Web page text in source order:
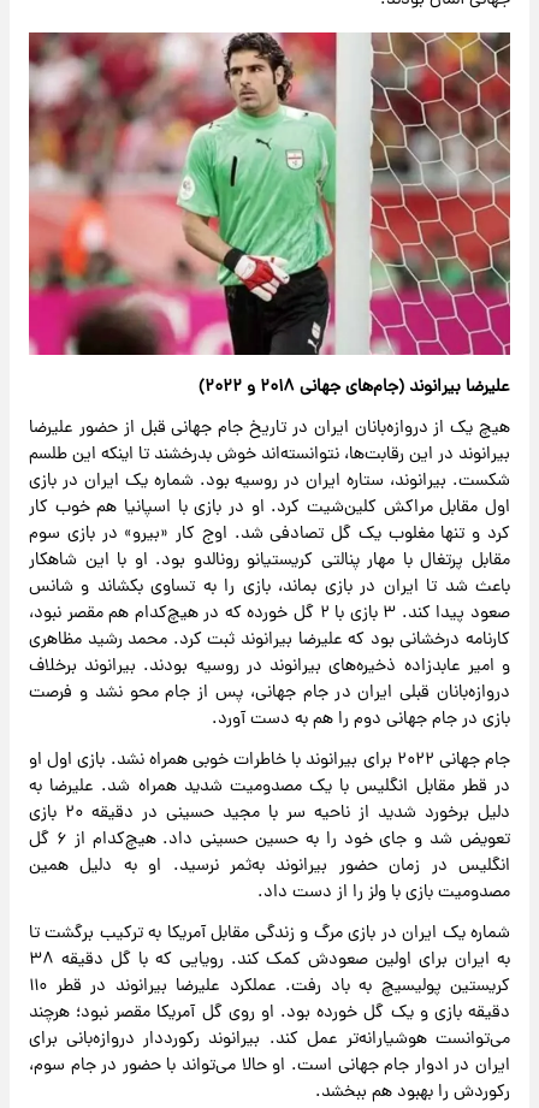
علیرضا بیرانوند (جام‌های جهانی ۲۰۱۸ و ۲۰۲۲)
هیچ یک از دروازه‌بانان ایران در تاریخ جام جهانی قبل از حضور علیرضا
بیرانوند در این رقابت‌ها، نتوانسته‌اند خوش بدرخشند تا اینکه این طلسم
شکست. بیرانوند، ستاره ایران در روسیه بود. شماره یک ایران در بازی
اول مقابل مراکش کلین‌شیت کرد. او در بازی با اسپانیا هم خوب کار
کرد و تنها مغلوب یک گل تصادفی شد. اوج کار «بیرو» در بازی سوم
مقابل پرتغال با مهار پنالتی کریستیانو رونالدو بود. او با این شاهکار
باعث شد تا ایران در بازی بماند، بازی را به تساوی بکشاند و شانس
صعود پیدا کند. ۳ بازی با ۲ گل خورده که در هیچ‌کدام هم مقصر نبود،
کارنامه درخشانی بود که علیرضا بیرانوند ثبت کرد. محمد رشید مظاهری
و امیر عابدزاده ذخیره‌های بیرانوند در روسیه بودند. بیرانوند برخلاف
دروازه‌بانان قبلی ایران در جام جهانی، پس از جام محو نشد و فرصت
بازی در جام جهانی دوم را هم به دست آورد.
جام جهانی ۲۰۲۲ برای بیرانوند با خاطرات خوبی همراه نشد. بازی اول او
در قطر مقابل انگلیس با یک مصدومیت شدید همراه شد. علیرضا به
دلیل برخورد شدید از ناحیه سر با مجید حسینی در دقیقه ۲۰ بازی
تعویض شد و جای خود را به حسین حسینی داد. هیچ‌کدام از ۶ گل
انگلیس در زمان حضور بیرانوند به‌ثمر نرسید. او به دلیل همین
مصدومیت بازی با ولز را از دست داد.
شماره یک ایران در بازی مرگ و زندگی مقابل آمریکا به ترکیب برگشت تا
به ایران برای اولین صعودش کمک کند. رویایی که با گل دقیقه ۳۸
کریستین پولیسیچ به باد رفت. عملکرد علیرضا بیرانوند در قطر ۱۱۰
دقیقه بازی و یک گل خورده بود. او روی گل آمریکا مقصر نبود؛ هرچند
می‌توانست هوشیارانه‌تر عمل کند. بیرانوند رکورددار دروازه‌بانی برای
ایران در ادوار جام جهانی است. او حالا می‌تواند با حضور در جام سوم،
رکوردش را بهبود هم ببخشد.